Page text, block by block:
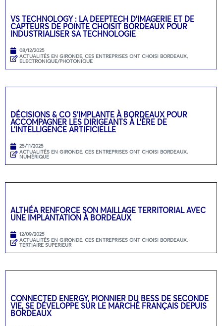
VS TECHNOLOGY : LA DEEPTECH D’IMAGERIE ET DE
CAPTEURS DE POINTE CHOISIT BORDEAUX POUR
INDUSTRIALISER SA TECHNOLOGIE
08/12/2025
ACTUALITÉS EN GIRONDE, CES ENTREPRISES ONT CHOISI BORDEAUX,
ELECTRONIQUE/PHOTONIQUE
DÉCISIONS & CO S’IMPLANTE À BORDEAUX POUR
ACCOMPAGNER LES DIRIGEANTS À L’ÈRE DE
L’INTELLIGENCE ARTIFICIELLE
25/11/2025
ACTUALITÉS EN GIRONDE, CES ENTREPRISES ONT CHOISI BORDEAUX,
NUMÉRIQUE
ALTHÉA RENFORCE SON MAILLAGE TERRITORIAL AVEC
UNE IMPLANTATION À BORDEAUX
12/09/2025
ACTUALITÉS EN GIRONDE, CES ENTREPRISES ONT CHOISI BORDEAUX,
TERTIAIRE SUPERIEUR
CONNECTED ENERGY, PIONNIER DU BESS DE SECONDE
VIE, SE DÉVELOPPE SUR LE MARCHÉ FRANÇAIS DEPUIS
BORDEAUX